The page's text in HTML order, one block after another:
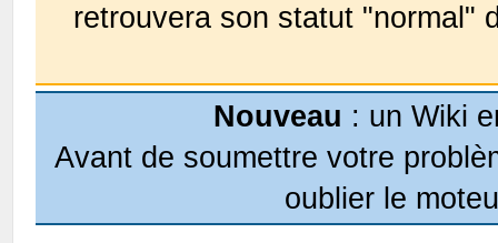
retrouvera son statut "normal"
Nouveau : un Wiki
Avant de soumettre votre
oublier le